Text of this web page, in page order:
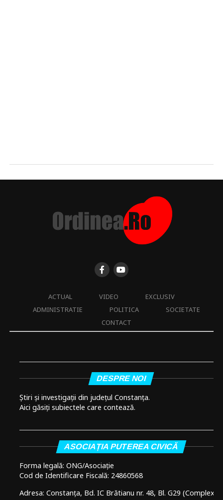
ACTUAL VIDEO
EXCLUSIV
ADMINISTRATIE
POLITICA
SOCIETATE
CONTACT
DESPRE NOI
Știri și investigații din județul Constanța.
Aici găsiți subiectele care contează.
ASOCIAȚIA PUTEREA CIVICĂ
Forma legală: ONG/Asociație
Cod de Identificare Fiscală: 24860568
Adresa: Constanța, Bd. IC Brătianu nr. 48, Bl. G29 (Complex